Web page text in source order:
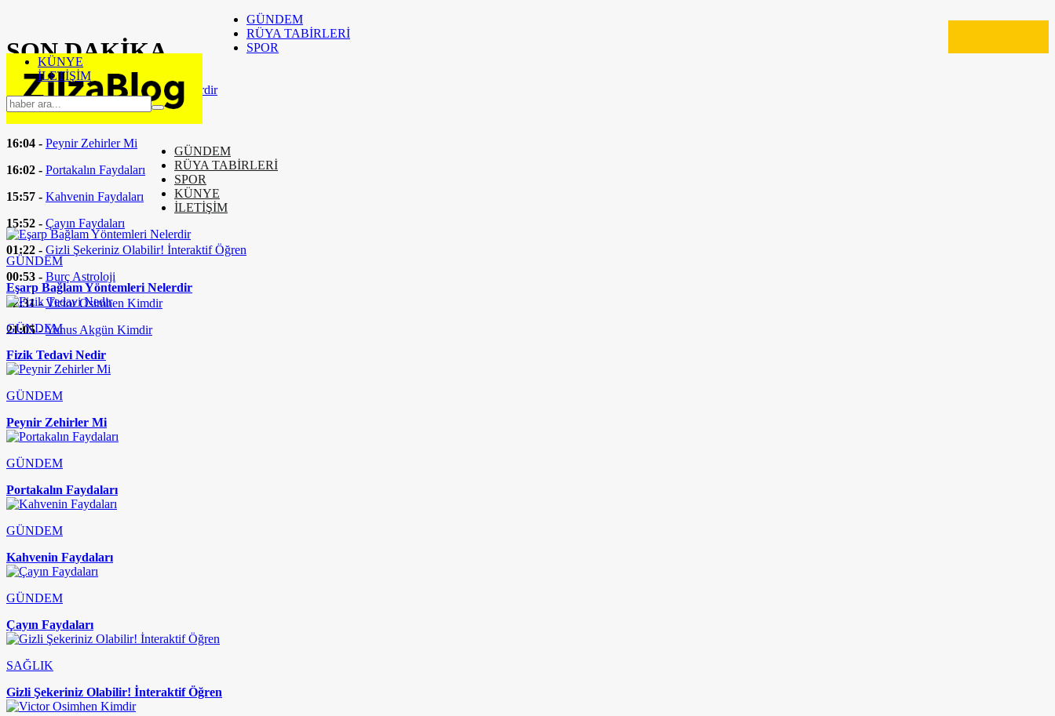
SON DAKİKA
16:37 -
Eşarp Bağlam Yöntemleri Nelerdir
16:24 -Fizik Tedavi Nedir
16:04 - Peynir Zehirler Mi
16:02 - Portakalın Faydaları
15:57 - Kahvenin Faydaları
15:52 - Çayın Faydaları
01:22 - Gizli Şekeriniz Olabilir! İnteraktif Öğren
00:53 - Burç Astroloji
22:31 -Victor Osimhen Kimdir
21:05 -Yunus Akgün Kimdir
GÜNDEM
RÜYA TABİRLERİ
SPOR
KÜNYE
İLETİŞİM
GÜNDEM
RÜYA TABİRLERİ
SPOR
KÜNYE
İLETİŞİM
GÜNDEM
Eşarp Bağlam Yöntemleri Nelerdir
GÜNDEM
Fizik Tedavi Nedir
GÜNDEM
Peynir Zehirler Mi
GÜNDEM
Portakalın Faydaları
GÜNDEM
Kahvenin Faydaları
GÜNDEM
Çayın Faydaları
SAĞLIK
Gizli Şekeriniz Olabilir! İnteraktif Öğren